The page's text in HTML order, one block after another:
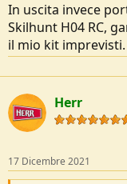
In uscita invece
Skilhunt H04 RC,
il mio kit imprevisti.
Herr
17 Dicembre 2021